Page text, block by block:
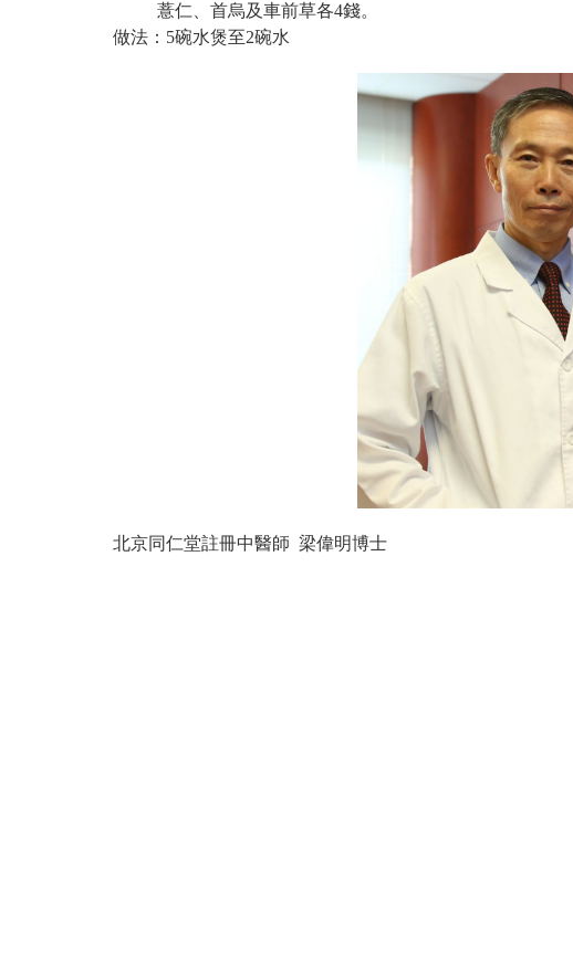
薏仁、首烏及車前草各4錢。
做法：5碗水煲至2碗水
北京同仁堂註冊中醫師 梁偉明博士